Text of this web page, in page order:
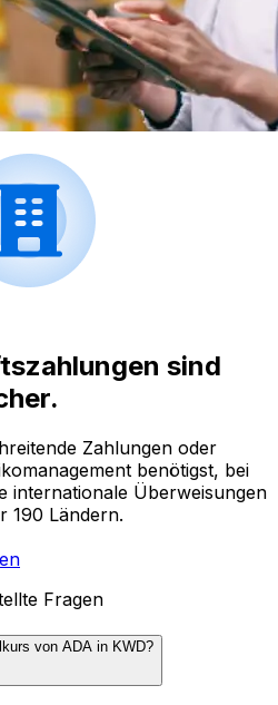
sind
Zahlungen oder
benötigst, bei
internationale Überweisungen
190 Ländern.
Fragen
von ADA in KWD?